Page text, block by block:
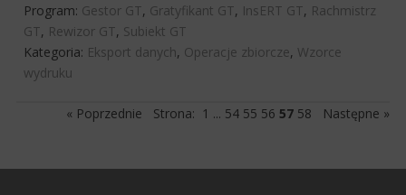
Program: Gestor GT, Gratyfikant GT, InsERT GT, Rachmistrz
GT, Rewizor GT, Subiekt GT
Kategoria: Eksport danych, Operacje zbiorcze, Wzorce
wydruku
« Poprzednie Strona: 1 ... 54 55 56 57 58 Następne »